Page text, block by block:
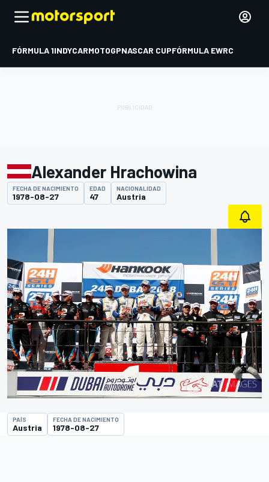
FÓRMULA 1INDYCARMOTOGPNASCAR CUPFÓRMULA EWRC
Alexander Hrachowina
FECHA DE NACIMIENTO
1978-08-27
EDAD
47
NACIONALIDAD
Austria
PAÍS
Austria
FECHA DE NACIMIENTO
1978-08-27